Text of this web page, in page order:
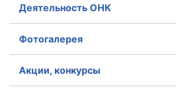
Деятельность ОНК
Фотогалерея
Акции, конкурсы